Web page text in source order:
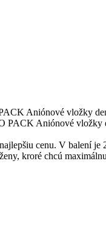
Aniónové vložky
cenu. V balení je
kroré chcú